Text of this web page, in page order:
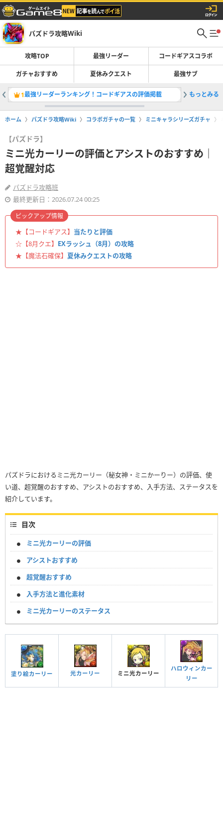
パズドラ攻略Wiki
攻略TOP 最強リーダー コードギアスコラボ
ガチャおすすめ 夏休みクエスト 最強サブ
1最強リーダーランキング！コードギアスの評価掲載 2コード
もっとみる
ホーム パズドラ攻略Wiki コラボガチャの一覧 ミニキャラシリーズガチャ
【パズドラ】
ミニ光カーリーの評価とアシストのおすすめ｜
超覚醒対応
パズドラ攻略班
最終更新日：2026.07.24 00:25
★【コードギアス】 当たりと評価
☆【8月クエ】 EXラッシュ（8月）の攻略
★【魔法石確保】 夏休みクエストの攻略
ピックアップ情報
パズドラにおけるミニ光カーリー（秘女神・ミニかーりー）の評価、使
い道、超覚醒のおすすめ、アシストのおすすめ、入手方法、ステータスを
紹介しています。
目次
ミニ光カーリーの評価
アシストおすすめ
超覚醒おすすめ
入手方法と進化素材
ミニ光カーリーのステータス
塗り絵カーリー 光カーリー ミニ光カーリー
ハロウィンカー
リー